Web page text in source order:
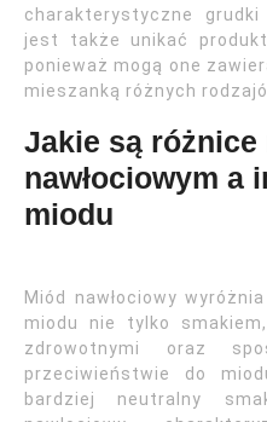
charakterystyczne
jest także unikać
ponieważ mogą one
mieszanką różnych
Jakie są różnice
nawłociowym a
miodu
Miód nawłociowy
miodu nie tylko
zdrowotnymi oraz
przeciwieństwie do
bardziej neutralny